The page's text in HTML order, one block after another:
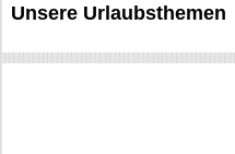
Unsere Urlaubsthemen